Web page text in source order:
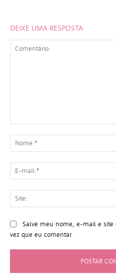
DEIXE UMA RESPOSTA
Salve meu nome, e-mail e site
vez que eu comentar.